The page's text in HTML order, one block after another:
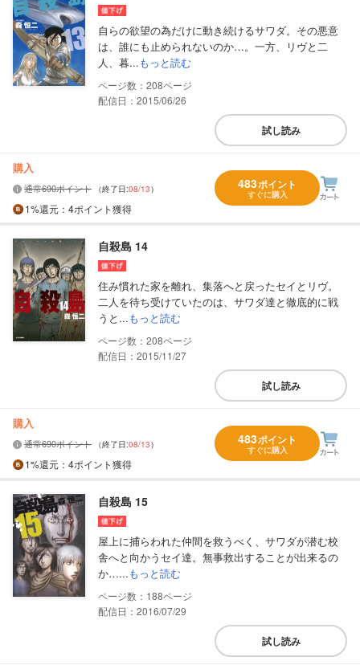
自らの欲望の為だけに動き続けるサワダ。その悪意
は、誰にも止められないのか…。一方、リヴと二
人、暮...もっと読む
208
配信日：2015/06/26
試し読み
購入
通常690ポイント （終了日:08/13）
1%還元 ：4ポイント獲得
483ポイント
すぐに購入
自殺島 14
住み慣れた家を離れ、集落へと戻ったセイとリヴ。
二人を待ち受けていたのは、サワダ達と徹底的に戦
うと...もっと読む
208
配信日：2015/11/27
試し読み
購入
通常690ポイント （終了日:08/13）
1%還元 ：4ポイント獲得
483ポイント
すぐに購入
自殺島 15
屋上に捕らわれた仲間を救うべく、サワダが潜む校
舎へと向かうセイ達。無事救出することが出来るの
か…...もっと読む
188
配信日：2016/07/29
試し読み